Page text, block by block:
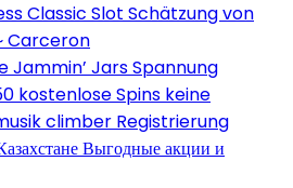
Classic Slot Schätzung von
Carceron
Jammin’ Jars Spannung
kostenlose Spins keine
climber Registrierung
Выгодные акции и